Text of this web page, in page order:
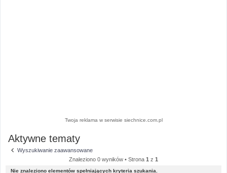
Twoja reklama w serwisie siechnice.com.pl
Aktywne tematy
Wyszukiwanie zaawansowane
Znaleziono 0 wyników • Strona 1 z 1
Nie znaleziono elementów spełniających kryteria szukania.